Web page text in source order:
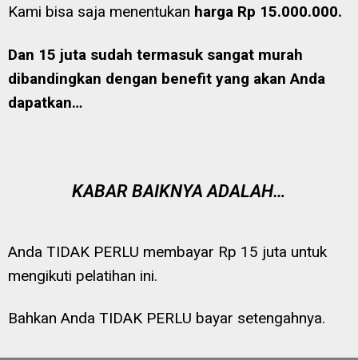
Kami bisa saja menentukan harga Rp 15.000.000.
Dan 15 juta sudah termasuk sangat murah
dibandingkan dengan benefit yang akan Anda
dapatkan…
KABAR BAIKNYA ADALAH…
Anda TIDAK PERLU membayar Rp 15 juta untuk
mengikuti pelatihan ini.
Bahkan Anda TIDAK PERLU bayar setengahnya.